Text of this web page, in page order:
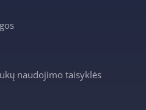
naudojimo taisyklės